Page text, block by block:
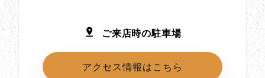
ご来店時の駐車場
アクセス情報はこちら
所在地